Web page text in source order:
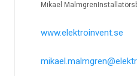
Mikael Malmgren
www.elektroinvent.se